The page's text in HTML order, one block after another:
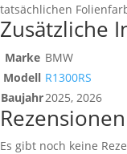
tatsächlichen
Zusätzliche
Marke BMW
Modell R1300RS
Baujahr2025, 2026
Rezensionen
Es gibt noch keine